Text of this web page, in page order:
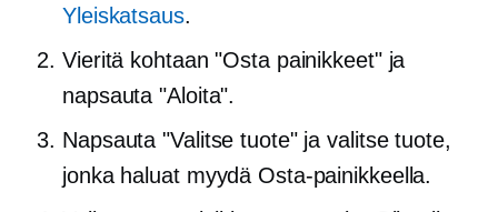
Yleiskatsaus.
Vieritä kohtaan "Osta painikkeet" ja
napsauta "Aloita".
Napsauta "Valitse tuote" ja valitse tuote,
jonka haluat myydä Osta-painikkeella.